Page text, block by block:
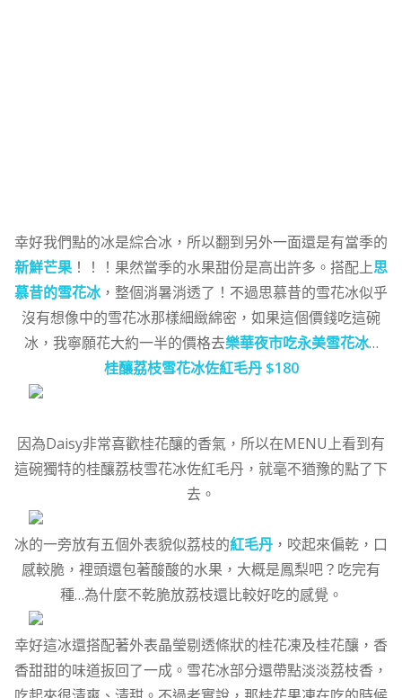
幸好我們點的冰是綜合冰，所以翻到另外一面還是有當季的
新鮮芒果 ！！！果然當季的水果甜份是高出許多。搭配上思
慕昔的雪花冰，整個消暑消透了！不過思慕昔的雪花冰似乎
沒有想像中的雪花冰那樣細緻綿密，如果這個價錢吃這碗
冰，我寧願花大約一半的價格去樂華夜市吃永美雪花冰…
桂釀荔枝雪花冰佐紅毛丹 $180
因為Daisy非常喜歡桂花釀的香氣，所以在MENU上看到有
這碗獨特的桂釀荔枝雪花冰佐紅毛丹，就毫不猶豫的點了下
去。
冰的一旁放有五個外表貌似荔枝的紅毛丹 ，咬起來偏乾，口
感較脆，裡頭還包著酸酸的水果，大概是鳳梨吧？吃完有
種…為什麼不乾脆放荔枝還比較好吃的感覺。
幸好這冰還搭配著外表晶瑩剔透條狀的桂花凍及桂花釀，香
香甜甜的味道扳回了一成。雪花冰部分還帶點淡淡荔枝香，